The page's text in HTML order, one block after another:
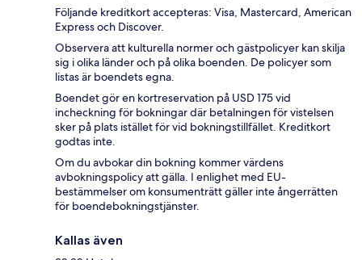
Följande kreditkort accepteras: Visa, Mastercard, American
Express och Discover.
Observera att kulturella normer och gästpolicyer kan skilja
sig i olika länder och på olika boenden. De policyer som
listas är boendets egna.
Boendet gör en kortreservation på USD 175 vid
incheckning för bokningar där betalningen för vistelsen
sker på plats istället för vid bokningstillfället. Kreditkort
godtas inte.
Om du avbokar din bokning kommer värdens
avbokningspolicy att gälla. I enlighet med EU-
bestämmelser om konsumenträtt gäller inte ångerrätten
för boendebokningstjänster.
Kallas även